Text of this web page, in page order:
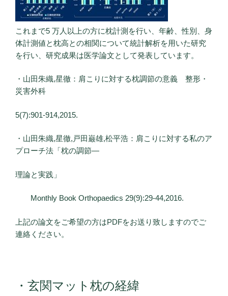
これまで5 万人以上の方に枕計測を行い、年齢、性別、身
体計測値と枕高との相関について統計解析を用いた研究
を行い、研究成果は医学論文として発表しています。
・山田朱織,星徹：肩こりに対する枕調節の意義 整形・
災害外科
5(7):901-914,2015.
・山田朱織,星徹,戸田巌雄,松平浩：肩こりに対する私のア
プローチ法「枕の調節―
理論と実践」
Monthly Book Orthopaedics 29(9):29-44,2016.
上記の論文をご希望の方はPDFをお送り致しますのでご
連絡ください。
・玄関マット枕の経緯